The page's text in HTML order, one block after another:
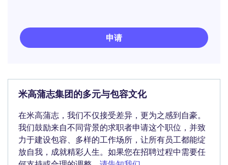
申请
米高蒲志集团的多元与包容文化
在米高蒲志，我们不仅接受差异，更为之感到自豪。
我们鼓励来自不同背景的求职者申请这个职位，并致
力于建设包容、多样的工作场所，让所有员工都能绽
放自我，成就精彩人生。如果您在招聘过程中需要任